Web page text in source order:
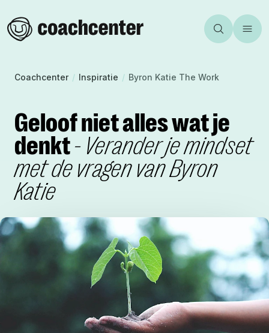
Homepage
Zoeken
Inspiratie Over ons
Contact Mijn Coachcenter
Webshop
Coachcenter / Inspiratie / Byron Katie The Work
Geloof niet alles wat je
denkt- Verander je mindset
met de vragen van Byron
Katie